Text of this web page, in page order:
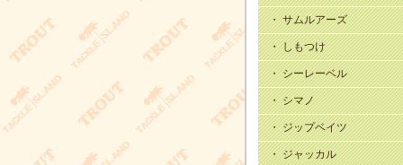
・ サムルアーズ
・ しもつけ
・ シーレーベル
・ シマノ
・ ジップベイツ
・ ジャッカル